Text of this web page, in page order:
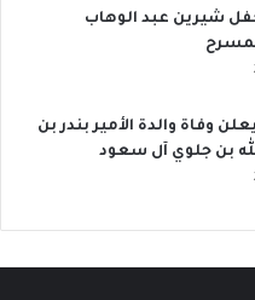
شيرين عبد الوهاب
وفاة والدة الأمير بندر بن
بن جلوي آل سعود